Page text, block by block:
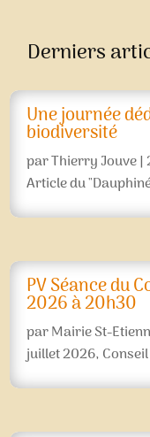
Derniers
Une journée
biodiversité
parThierry Jouve|
Article du
PV Séance du
2026 à 20h30
parMairie St-
juillet 2026,